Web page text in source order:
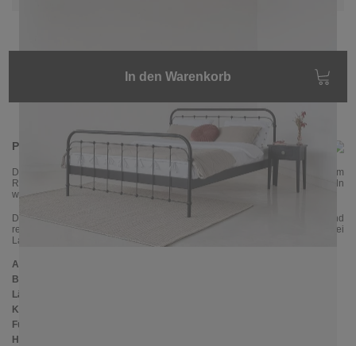
In den Warenkorb
Produktinformationen
Das schöne Metallbett AMITAgibt es in ganz bunten Farben, passend zum
Retro-Stil. Mit den sanften Rundungen und den kleinen gerillten Eisenkugeln
wirkt das Bett sehr nostalgisch und charmant.
Das Bettgestell besitzt in der Mitte eine Längstraverse mit einem Stützfuß und
rechts und links seitliche Auflageleisten, so können sowohl ein als auch zwei
Lattenroste in den Rahmen reingelegt werden.
Abmessungen
Breite:
Länge:
Kopfteilhöhe:
Füßteilhöhe:
Höhe bis zur Rahmenunterkante: